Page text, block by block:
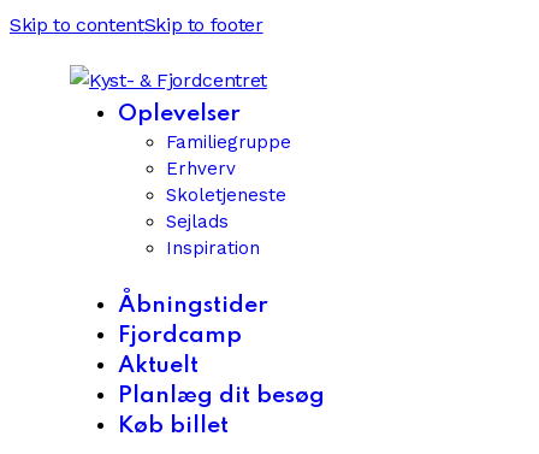
Skip to contentSkip to footer
Oplevelser
Familiegruppe
Erhverv
Skoletjeneste
Sejlads
Inspiration
Åbningstider
Fjordcamp
Aktuelt
Planlæg dit besøg
Køb billet